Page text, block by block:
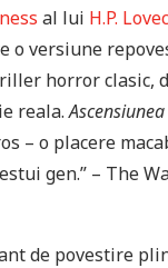
al lui H.P.
o versiune
horror clasic,
reala.Ascensiunea
– o placere
gen.” – The
de povestire